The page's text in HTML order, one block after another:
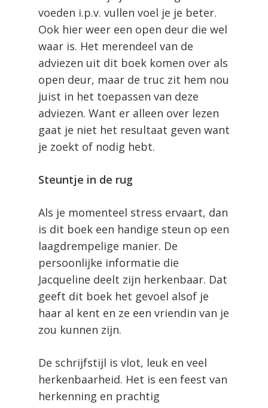
voeden i.p.v. vullen voel je je beter.
Ook hier weer een open deur die wel
waar is. Het merendeel van de
adviezen uit dit boek komen over als
open deur, maar de truc zit hem nou
juist in het toepassen van deze
adviezen. Want er alleen over lezen
gaat je niet het resultaat geven want
je zoekt of nodig hebt.
Steuntje in de rug
Als je momenteel stress ervaart, dan
is dit boek een handige steun op een
laagdrempelige manier. De
persoonlijke informatie die
Jacqueline deelt zijn herkenbaar. Dat
geeft dit boek het gevoel alsof je
haar al kent en ze een vriendin van je
zou kunnen zijn.
De schrijfstijl is vlot, leuk en veel
herkenbaarheid. Het is een feest van
herkenning en prachtig